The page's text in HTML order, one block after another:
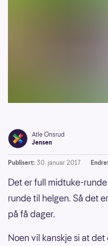
Atle Onsrud
Jensen
Publisert: 30. januar 2017
Det er full midtuke-
runde til helgen. Så det
på få dager.
Noen vil kanskje si at